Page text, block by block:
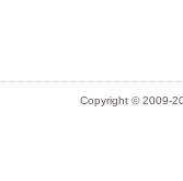
Copyright © 2009-